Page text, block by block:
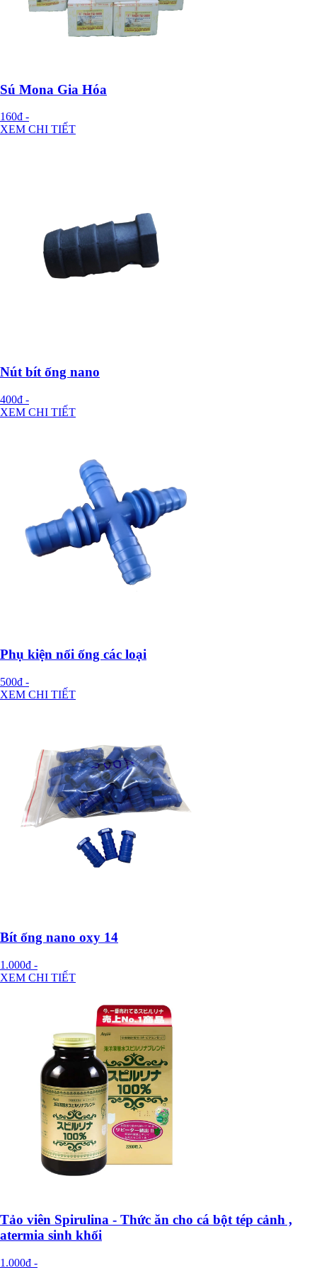
Sú Mona Gia Hóa
160đ -
XEM CHI TIẾT
Nút bít ống nano
400đ -
XEM CHI TIẾT
Phụ kiện nối ống các loại
500đ -
XEM CHI TIẾT
Bít ống nano oxy 14
1.000đ -
XEM CHI TIẾT
Tảo viên Spirulina - Thức ăn cho cá bột tép cảnh ,
atermia sinh khối
1.000đ -